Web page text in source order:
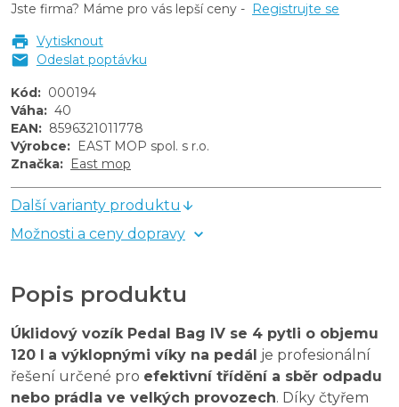
Jste firma? Máme pro vás lepší ceny - Registrujte se
Vytisknout
Odeslat poptávku
Kód: 000194
Váha: 40
EAN: 8596321011778
Výrobce: EAST MOP spol. s r.o.
Značka: East mop
Další varianty produktu
Možnosti a ceny dopravy
Popis produktu
Úklidový vozík Pedal Bag IV se 4 pytli o objemu
120 l a výklopnými víky na pedál je profesionální
řešení určené pro efektivní třídění a sběr odpadu
nebo prádla ve velkých provozech. Díky čtyřem